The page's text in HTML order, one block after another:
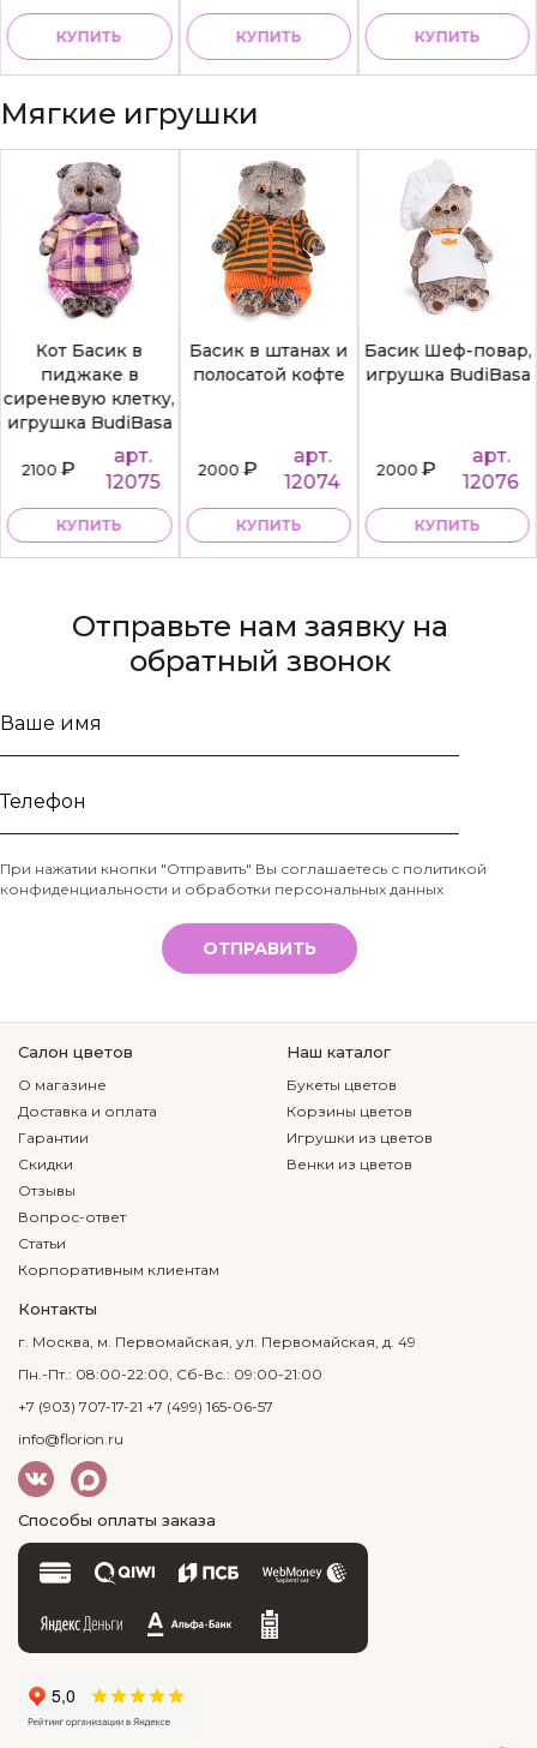
КУПИТЬ КУПИТЬ КУПИТЬ
Мягкие игрушки
Кот Басик в
пиджаке в
сиреневую клетку,
игрушка BudiBasa
2100₽
арт.
12075
КУПИТЬ
Басик в штанах и
полосатой кофте
2000₽
арт.
12074
КУПИТЬ
Басик Шеф-повар,
игрушка BudiBasa
2000₽
арт.
12076
КУПИТЬ
Отправьте нам заявку на
обратный звонок
Ваше
Телефон
*
При нажатии кнопки "Отправить" Вы соглашаетесь с политикой
конфиденциальности и обработки персональных данных
ОТПРАВИТЬ
Салон цветов
О магазине
Доставка и оплата
Гарантии
Скидки
Отзывы
Вопрос-ответ
Статьи
Корпоративным клиентам
Наш каталог
Букеты цветов
Корзины цветов
Игрушки из цветов
Венки из цветов
Контакты
г. Москва, м. Первомайская, ул. Первомайская, д. 49
Пн.-Пт.: 08:00-22:00, Сб-Вс.: 09:00-21:00
+7 (903) 707-17-21 +7 (499) 165-06-57
info@florion.ru
Способы оплаты заказа